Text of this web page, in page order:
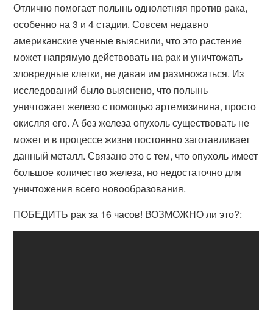
Отлично помогает полынь однолетняя против рака,
особенно на 3 и 4 стадии. Совсем недавно
американские ученые выяснили, что это растение
может напрямую действовать на рак и уничтожать
зловредные клетки, не давая им размножаться. Из
исследований было выяснено, что полынь
уничтожает железо с помощью артемизинина, просто
окисляя его. А без железа опухоль существовать не
может и в процессе жизни постоянно заготавливает
данный металл. Связано это с тем, что опухоль имеет
большое количество железа, но недостаточно для
уничтожения всего новообразования.
ПОБЕДИТЬ рак за 16 часов! ВОЗМОЖНО ли это?: